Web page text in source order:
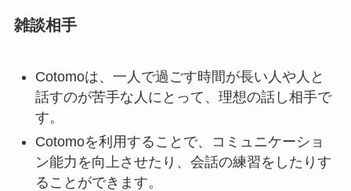
雑談相手
Cotomoは、一人で過ごす時間が長い人や人と
話すのが苦手な人にとって、理想の話し相手で
す。
Cotomoを利用することで、コミュニケーショ
ン能力を向上させたり、会話の練習をしたりす
ることができます。